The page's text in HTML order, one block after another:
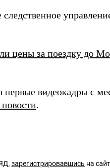
следственное
цены за поездку до
видеокадры с
.
зарегистрировавшись на